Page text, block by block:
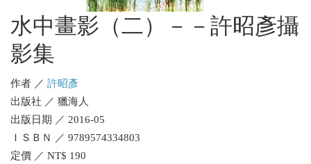
水中畫影（二）－－許昭彥攝
影集
作者 ／ 許昭彥
出版社 ／ 獵海人
出版日期 ／ 2016-05
ＩＳＢＮ ／ 9789574334803
定價 ／ NT$ 190